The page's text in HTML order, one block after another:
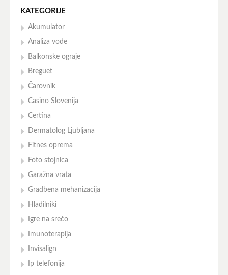
KATEGORIJE
Akumulator
Analiza vode
Balkonske ograje
Breguet
Čarovnik
Casino Slovenija
Certina
Dermatolog Ljubljana
Fitnes oprema
Foto stojnica
Garažna vrata
Gradbena mehanizacija
Hladilniki
Igre na srečo
Imunoterapija
Invisalign
Ip telefonija